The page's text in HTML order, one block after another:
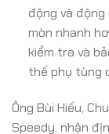
động và
mòn nhanh
kiểm tra và
thế phụ tùng
Ông Bùi Hiếu,
Speedy, nhận